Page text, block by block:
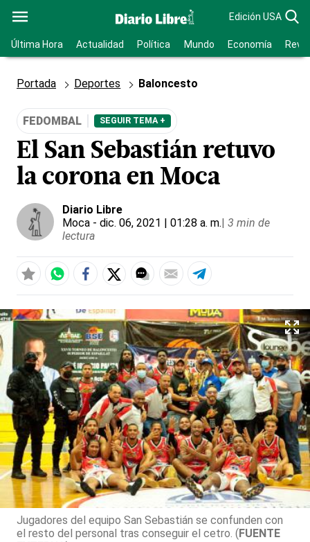
Edición USA
Última Hora Actualidad Política Mundo Economía
Portada Deportes Baloncesto
FEDOMBAL SEGUIR TEMA +
El San Sebastián retuvo
la corona en Moca
Diario Libre
Moca - dic. 06, 2021 | 01:28 a. m.| 3 min de
lectura
Jugadores del equipo San Sebastián se confunden con
el resto del personal tras conseguir el cetro. (FUENTE